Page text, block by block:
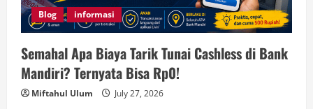
Blog informasi
Semahal Apa Biaya Tarik Tunai Cashless di Bank
Mandiri? Ternyata Bisa Rp0!
Miftahul Ulum July 27, 2026